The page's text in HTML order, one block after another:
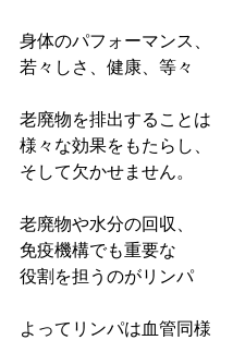
身体のパフォーマンス、
若々しさ、健康、等々
老廃物を排出することは
様々な効果をもたらし、
そして欠かせません。
老廃物や水分の回収、
免疫機構でも重要な
役割を担うのがリンパ
よってリンパは血管同様